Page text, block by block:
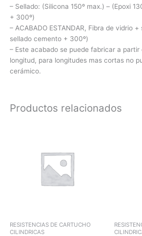
– Sellado: (Silicona 150º max.) – (Epoxi
+ 300º)
– ACABADO ESTANDAR, Fibra de vidrio
sellado cemento + 300º)
– Este acabado se puede fabricar a partir
longitud, para longitudes mas cortas no
cerámico.
Productos relacionados
RESISTENCIAS DE CARTUCHO
CILINDRICAS